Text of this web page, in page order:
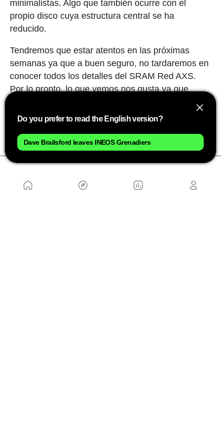
minimalistas. Algo que también ocurre con el
propio disco cuya estructura central se ha
reducido.
Tendremos que estar atentos en las próximas
semanas ya que a buen seguro, no tardaremos en
conocer todos los detalles del SRAM Red AXS.
Por lo pronto, lo que vemos nos gusta ya que
peros que poníamos al, por otra parte, excelente
Do you prefer to read the English version?
Dave Brailsford leaves INEOS Grenadiers